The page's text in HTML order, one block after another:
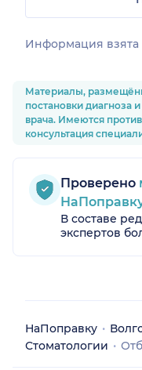
Информация взята
Материалы,
постановки диагноза
врача. Имеются
консультация
Проверено
В составе
экспертов
НаПоправку
Стоматологии